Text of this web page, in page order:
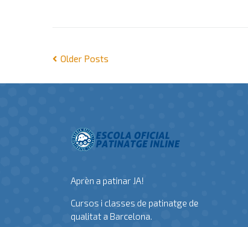
Older Posts
Aprèn a patinar JA!
Cursos i classes de patinatge de
qualitat a Barcelona.